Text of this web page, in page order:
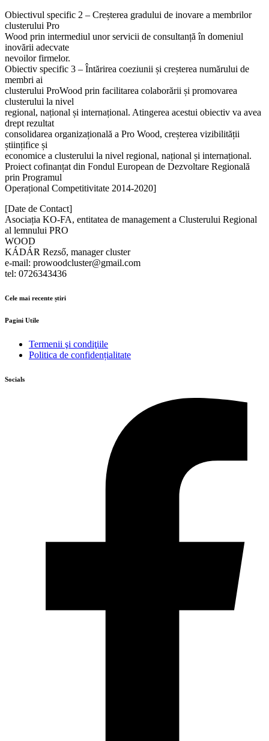
Obiectivul specific 2 – Creșterea gradului de inovare a membrilor
clusterului Pro
Wood prin intermediul unor servicii de consultanță în domeniul
inovării adecvate
nevoilor firmelor.
Obiectiv specific 3 – Întărirea coeziunii și creșterea numărului de
membri ai
clusterului ProWood prin facilitarea colaborării și promovarea
clusterului la nivel
regional, național și internațional. Atingerea acestui obiectiv va avea
drept rezultat
consolidarea organizațională a Pro Wood, creșterea vizibilității
științifice și
economice a clusterului la nivel regional, național și internațional.
Proiect cofinanțat din Fondul European de Dezvoltare Regională
prin Programul
Operațional Competitivitate 2014-2020]
[Date de Contact]
Asociația KO-FA, entitatea de management a Clusterului Regional
al lemnului PRO
WOOD
KÁDÁR Rezső, manager cluster
e-mail: prowoodcluster@gmail.com
tel: 0726343436
Cele mai recente știri
Pagini Utile
Termenii şi condiţiile
Politica de confidențialitate
Socials